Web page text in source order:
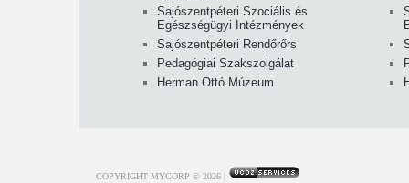
Sajószentpéteri Szociális és
Egészségügyi Intézmények
Sajószentpéteri Rendőrőrs
Pedagógiai Szakszolgálat
Herman Ottó Múzeum
COPYRIGHT MYCORP © 2026 |